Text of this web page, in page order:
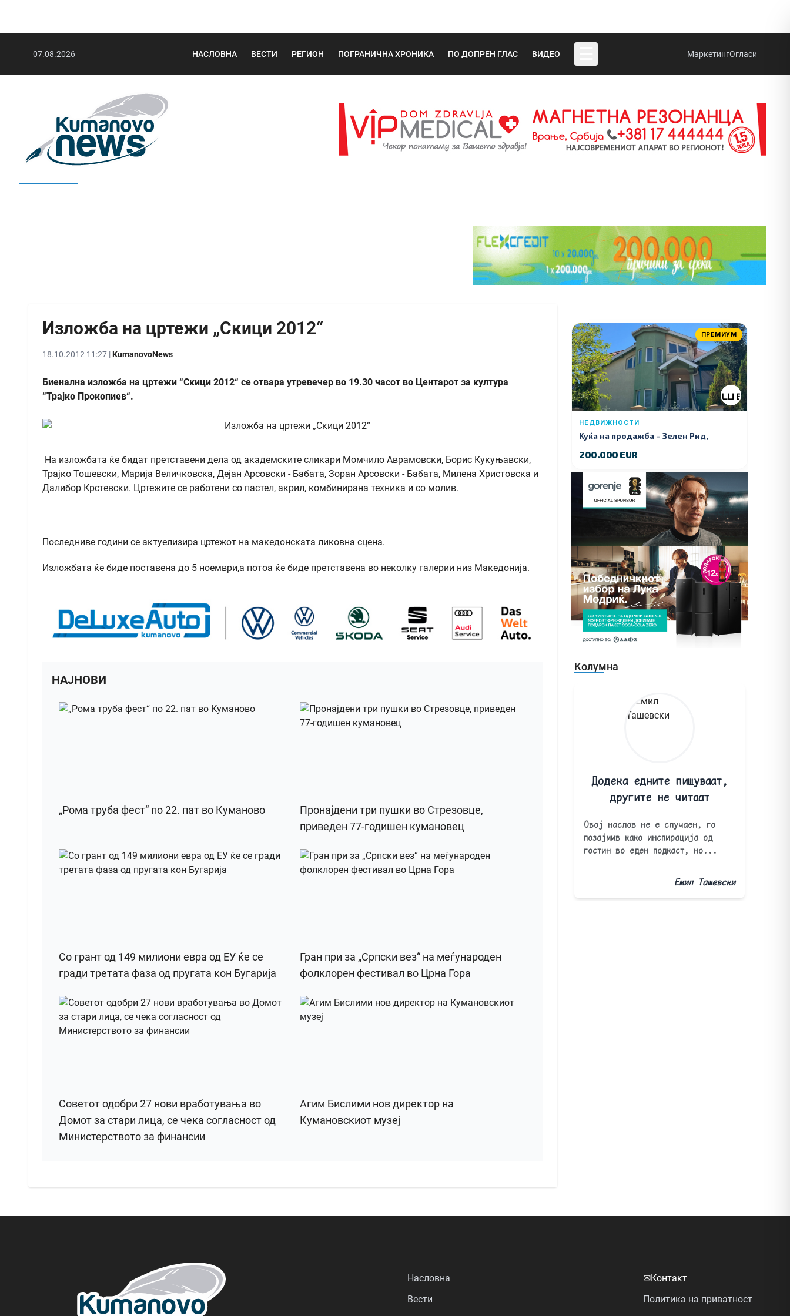
07.08.2026 НАСЛОВНА ВЕСТИ РЕГИОН ПОГРАНИЧНА ХРОНИКА ПО ДОПРЕН ГЛАС ВИДЕО МаркетингОгласи
Изложба на цртежи „Скици 2012“
18.10.2012 11:27 |KumanovoNews
Биенална изложба на цртежи “Скици 2012“ се отвара утревечер во 19.30 часот во Центарот за култура
“Трајко Прокопиев“.
На изложбата ќе бидат претставени дела од академските сликари Момчило Аврамовски, Борис Кукуњавски,
Трајко Тошевски, Марија Величковска, Дејан Арсовски - Бабата, Зоран Арсовски - Бабата, Милена Христовска и
Далибор Крстевски. Цртежите се работени со пастел, акрил, комбинирана техника и со молив.
Последниве години се актуелизира цртежот на македонската ликовна сцена.
Изложбата ќе биде поставена до 5 ноември,а потоа ќе биде претставена во неколку галерии низ Македонија.
НАЈНОВИ
„Рома труба фест“ по 22. пат во Куманово
Пронајдени три пушки во Стрезовце,
приведен 77-годишен кумановец
Со грант од 149 милиони евра од ЕУ ќе се
гради третата фаза од пругата кон Бугарија
Гран при за „Српски вез“ на меѓународен
фолклорен фестивал во Црна Гора
Советот одобри 27 нови вработувања во
Домот за стари лица, се чека согласност од
Министерството за финансии
Агим Бислими нов директор на
Кумановскиот музеј
ПРЕМИУМ
НЕДВИЖНОСТИ
Куќа на продажба – Зелeн Рид,
200.000 EUR
Колумна
Додека едните пишуваат,
другите не читаат
Овој наслов не е случаен, го
позајмив како инспирација од
гостин во еден подкаст, но...
Емил Ташевски
Насловна
Вести
✉Контакт
Политика на приватност